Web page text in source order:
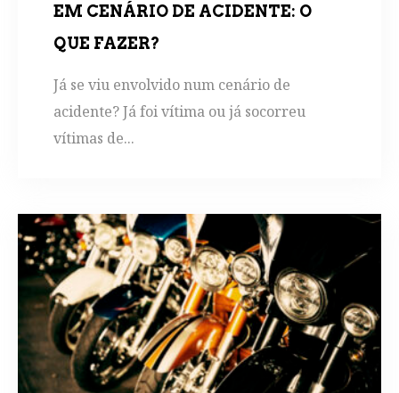
EM CENÁRIO DE ACIDENTE: O
QUE FAZER?
Já se viu envolvido num cenário de
acidente? Já foi vítima ou já socorreu
vítimas de...